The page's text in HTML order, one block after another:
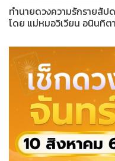
ทำนายดวงความรักรายสัป
โดย แม่หมอวิเวียน อนินทิตา